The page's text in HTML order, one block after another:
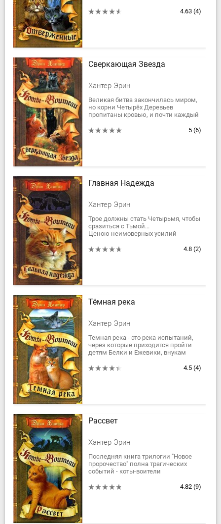
чувствует непреодолимое желание
4.63 (4)
Сверкающая Звезда
Хантер Эрин
Великая битва закончилась миром,
но корни Четырёх Деревьев
пропитаны кровью, и почти каждый
схватке родных и друзей. В сердцах
5 (6)
Главная Надежда
Хантер Эрин
Трое должны стать Четырьмя, чтобы
сразиться с Тьмой...
Ценою неимоверных усилий
целителей и сообщить
4.8 (2)
Тёмная река
Хантер Эрин
Темная река - это река испытаний,
через которые приходится пройти
детям Белки и Ежевики, внукам
Воробушку, Остролапке и
4.5 (4)
Рассвет
Хантер Эрин
Последняя книга трилогии "Новое
пророчество" полна трагических
событий - коты-воители
теряют своих родных, друзей,
4.82 (9)